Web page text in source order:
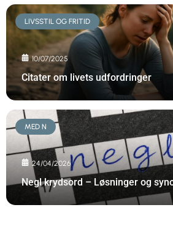
LIVSSTIL OG FRITID
10/07/2025
Citater om livets udfordringer
MED N
24/04/2026
Negl krydsord – Løsninger og